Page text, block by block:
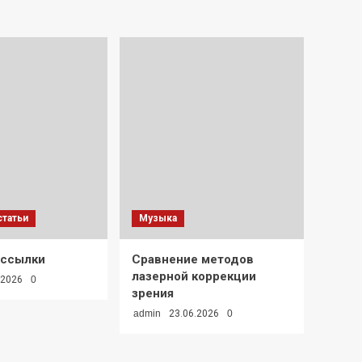
0
Музыка
Сравнение методов
лазерной коррекции
зрения
admin 23.06.2026 0